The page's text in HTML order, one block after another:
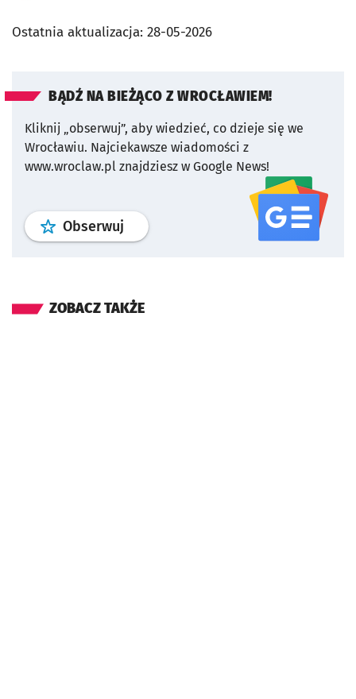
Ostatnia aktualizacja: 28-05-2026
BĄDŹ NA BIEŻĄCO Z WROCŁAWIEM!
Kliknij „obserwuj”, aby wiedzieć, co dzieje się we
Wrocławiu. Najciekawsze wiadomości z
www.wroclaw.pl znajdziesz w Google News!
Obserwuj profil serwisu
ZOBACZ TAKŻE